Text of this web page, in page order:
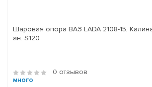
Шаровая опора ВАЗ LADA 2108-15,
ан. S120
0 отзывов
много